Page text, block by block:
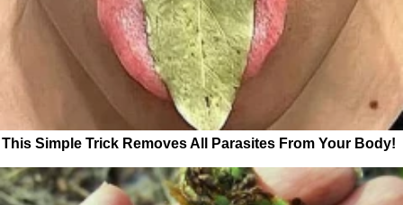
This Simple Trick Removes All Parasites From Your Body!